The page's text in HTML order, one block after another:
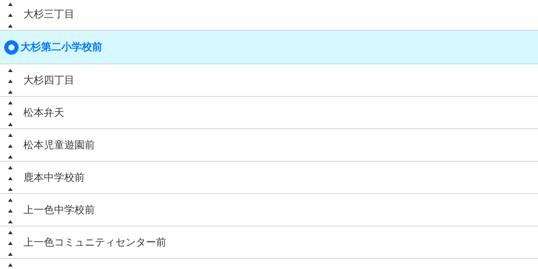
大杉三丁目
大杉第二小学校前
大杉四丁目
松本弁天
松本児童遊園前
鹿本中学校前
上一色中学校前
上一色コミュニティセンター前